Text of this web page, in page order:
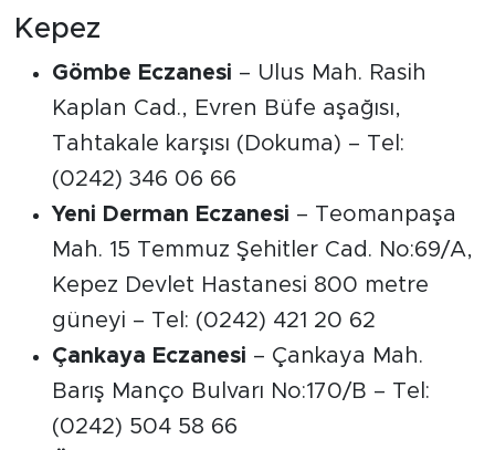
Kepez
Gömbe Eczanesi – Ulus Mah. Rasih
Kaplan Cad., Evren Büfe aşağısı,
Tahtakale karşısı (Dokuma) – Tel:
(0242) 346 06 66
Yeni Derman Eczanesi – Teomanpaşa
Mah. 15 Temmuz Şehitler Cad. No:69/A,
Kepez Devlet Hastanesi 800 metre
güneyi – Tel: (0242) 421 20 62
Çankaya Eczanesi – Çankaya Mah.
Barış Manço Bulvarı No:170/B – Tel:
(0242) 504 58 66